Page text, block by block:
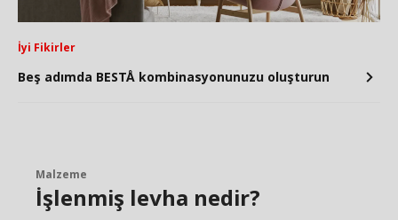
İyi Fikirler
Beş adımda BESTÅ kombinasyonunuzu oluşturun
Malzeme
İşlenmiş levha nedir?